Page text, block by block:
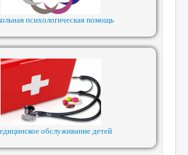
психологическая помощь
обслуживание детей